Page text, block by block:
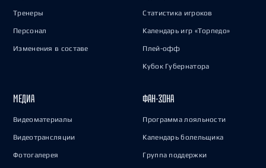
Тренеры
Персонал
Изменения в составе
Статистика игроков
Календарь игр «Торпедо»
Плей-офф
Кубок Губернатора
МЕДИА
Видеоматериалы
Видеотрансляции
Фотогалерея
ФАН-ЗОНА
Программа лояльности
Календарь болельщика
Группа поддержки